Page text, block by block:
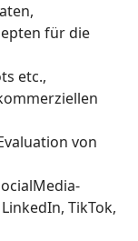
für die
etc.,
von
TikTok,